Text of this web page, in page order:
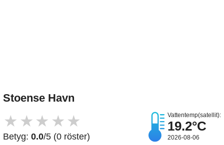
Stoense Havn
★ ★ ★ ★ ★
Betyg: 0.0/5 (0 röster)
Vattentemp(satellit):
19.2°C
2026-08-06